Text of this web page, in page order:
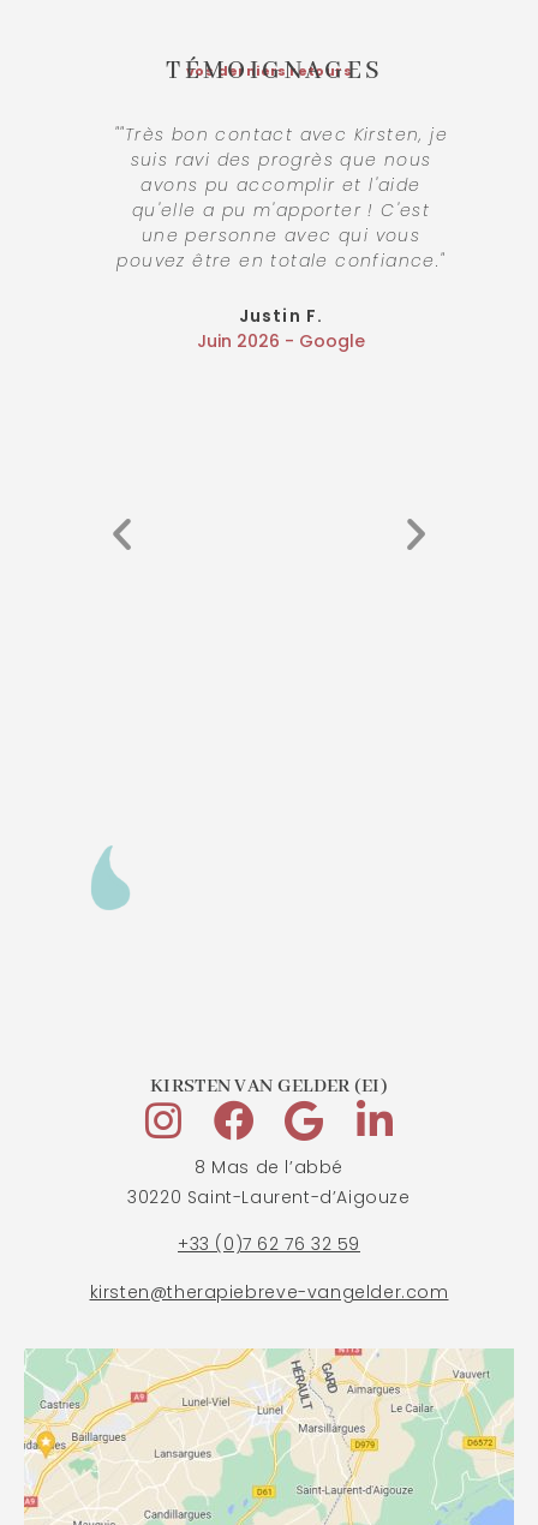
vos derniers retours
TÉMOIGNAGES
""Très bon contact avec Kirsten, je
suis ravi des progrès que nous
avons pu accomplir et l'aide
qu'elle a pu m'apporter ! C'est
une personne avec qui vous
pouvez être en totale confiance."
Justin F.
Juin 2026 - Google
KIRSTEN VAN GELDER (EI)
8 Mas de l’abbé
30220 Saint-Laurent-d’Aigouze
+33 (0)7 62 76 32 59
kirsten@therapiebreve-vangelder.com